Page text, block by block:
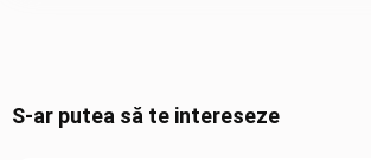
S-ar putea să te intereseze